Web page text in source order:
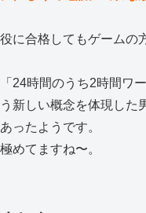
役に合格してもゲームの
「24時間のうち2時間ワ
う新しい概念を体現した
あったようです。
極めてますね〜。